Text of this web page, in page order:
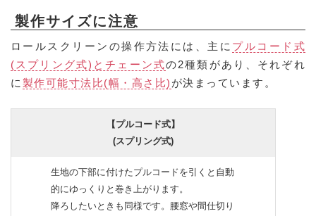
製作サイズに注意
ロールスクリーンの操作方法には、主に プルコード式
(スプリング式)とチェーン式の2種類があり、それぞれ
に 製作可能寸法比(幅・高さ比) が決まっています。
【プルコード式】
(スプリング式)
生地の下部に付けたプルコードを引くと自動
的にゆっくりと巻き上がります。
降ろしたいときも同様です。腰窓や間仕切り